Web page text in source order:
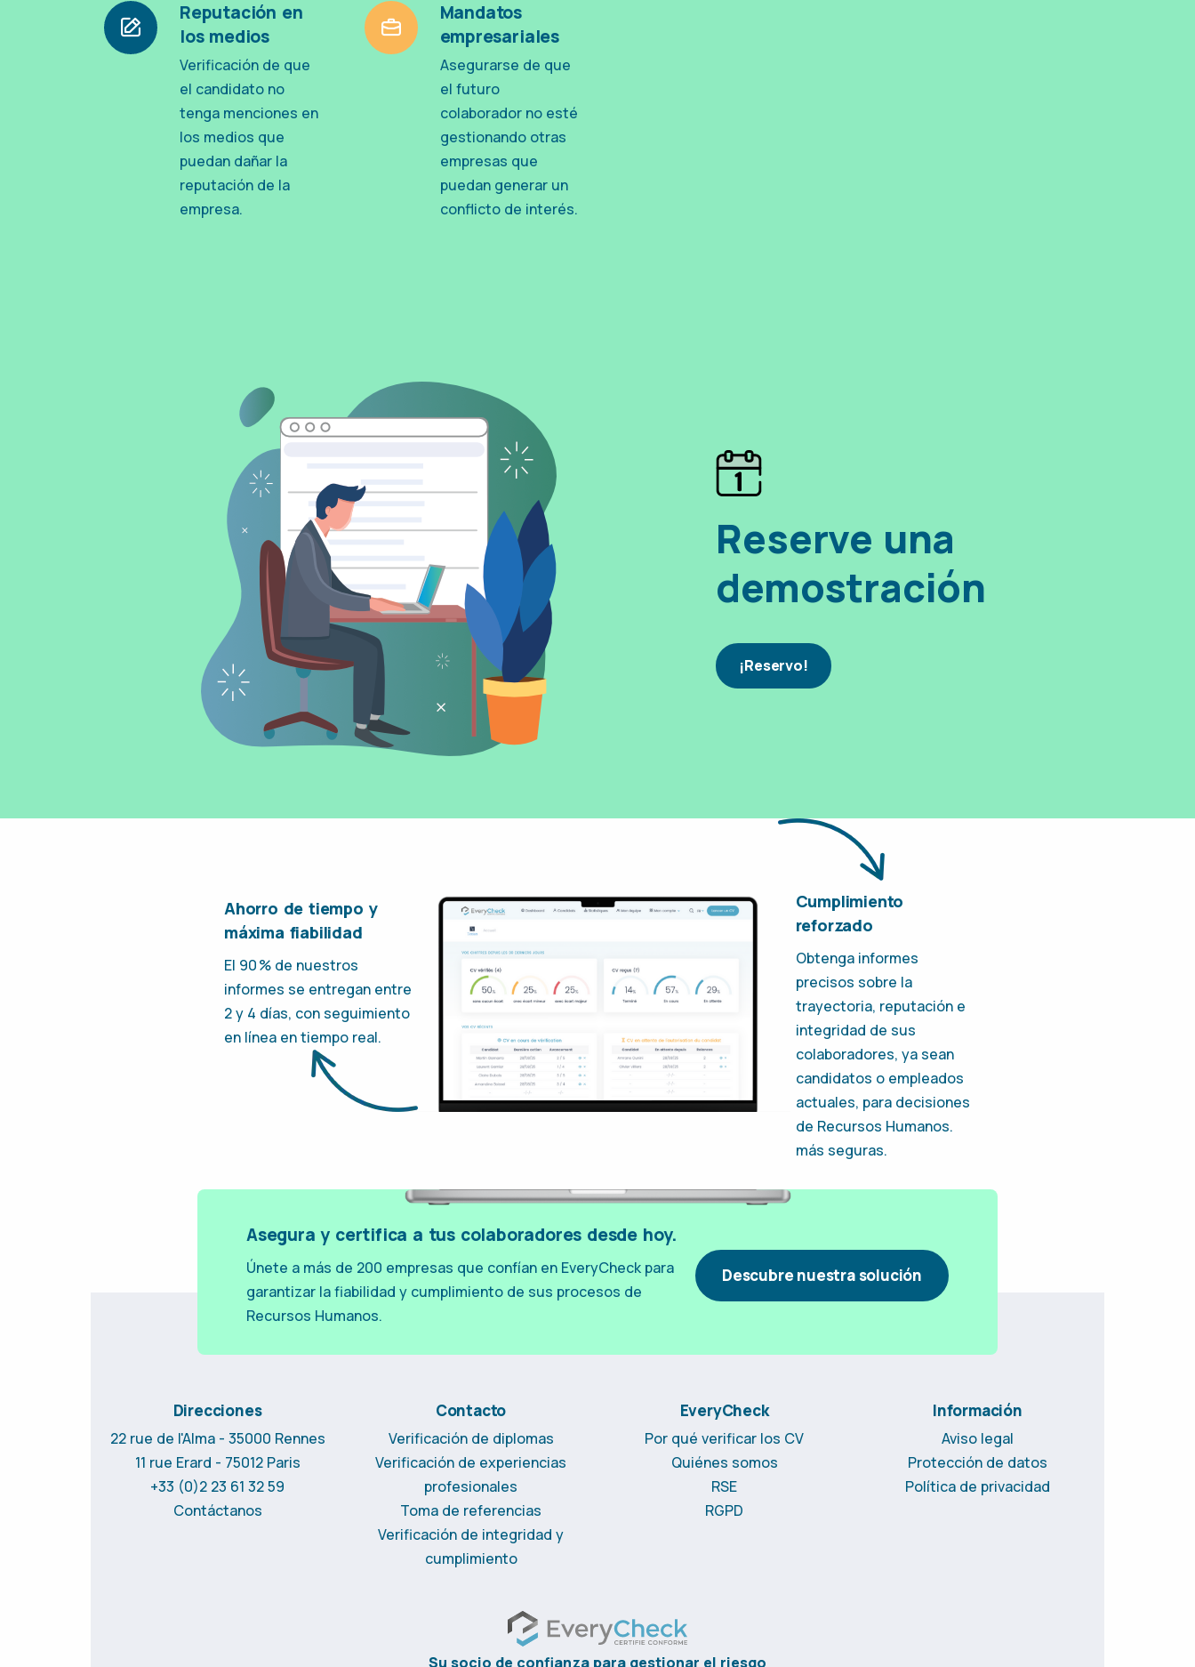
Reputación en
los medios
Verificación de que
el candidato no
tenga menciones en
los medios que
puedan dañar la
reputación de la
empresa.
Mandatos
empresariales
Asegurarse de que
el futuro
colaborador no esté
gestionando otras
empresas que
puedan generar un
conflicto de interés.
Reserve una
demostración
¡Reservo!
Ahorro de tiempo y
máxima fiabilidad
El 90 % de nuestros
informes se entregan entre
2 y 4 días, con seguimiento
en línea en tiempo real.
Cumplimiento
reforzado
Obtenga informes
precisos sobre la
trayectoria, reputación e
integridad de sus
colaboradores, ya sean
candidatos o empleados
actuales, para decisiones
de Recursos Humanos.
más seguras.
Asegura y certifica a tus colaboradores desde hoy.
Únete a más de 200 empresas que confían en EveryCheck para
garantizar la fiabilidad y cumplimiento de sus procesos de
Recursos Humanos.
Descubre nuestra solución
Direcciones
22 rue de l'Alma - 35000 Rennes
11 rue Erard - 75012 Paris
+33 (0)2 23 61 32 59
Contáctanos
Contacto
Verificación de diplomas
Verificación de experiencias
profesionales
Toma de referencias
Verificación de integridad y
cumplimiento
EveryCheck
Por qué verificar los CV
Quiénes somos
RSE
RGPD
Información
Aviso legal
Protección de datos
Política de privacidad
Su socio de confianza para gestionar el riesgo